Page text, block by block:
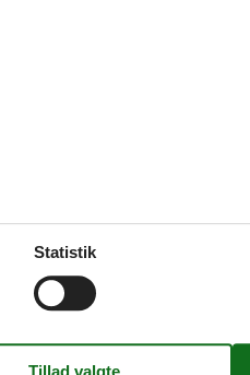
Hjemmesikkerhed
Statistik